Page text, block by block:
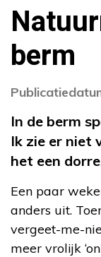
berm
In de berm
Ik zie er niet
het een
Een paar
anders uit.
vergeet-me-
meer vrolijk